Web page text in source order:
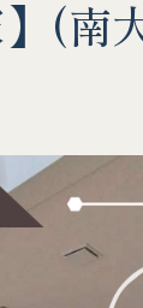
(南